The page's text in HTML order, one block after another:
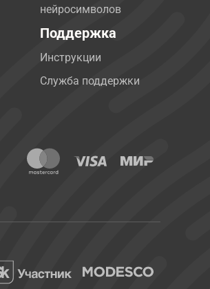
нейросимволов
Поддержка
Инструкции
Служба поддержки